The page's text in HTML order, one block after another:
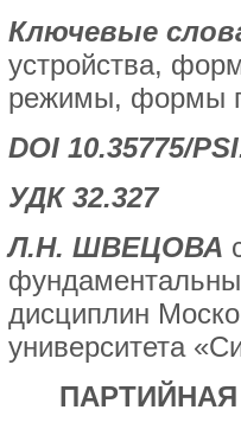
Ключевые
устройства,
режимы, формы
DOI 10.35775/
УДК 32.327
Л.Н. ШВЕЦОВА
дисциплин
университета